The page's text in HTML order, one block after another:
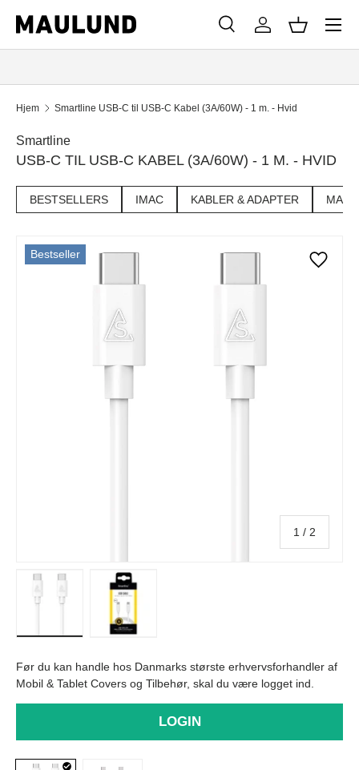
SPRING TIL INDHOLD
Søg
Søg Log indKurv
Menu
Hjem Smartline USB-C til USB-C Kabel (3A/60W) - 1 m. - Hvid
Smartline
USB-C TIL USB-C KABEL (3A/60W) - 1 M. - HVID
BESTSELLERS IMAC KABLER & ADAPTER MAC
1 / af
2
Bestseller
Før du kan handle hos Danmarks største erhvervsforhandler af
Mobil & Tablet Covers og Tilbehør, skal du være logget ind.
LOGIN